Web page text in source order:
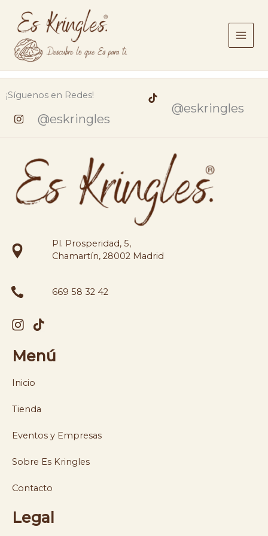
contenido
¡Síguenos en Redes!
@eskringles
@eskringles
Pl. Prosperidad, 5,
Chamartín, 28002 Madrid
669 58 32 42
Menú
Inicio
Tienda
Eventos y Empresas
Sobre Es Kringles
Contacto
Legal